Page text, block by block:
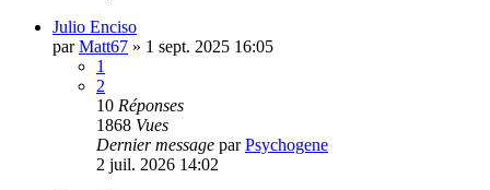
Julio Enciso
parMatt67 » 1 sept. 2025 16:05
1
2
10 Réponses
1868 Vues
Dernier message parPsychogene
2 juil. 2026 14:02